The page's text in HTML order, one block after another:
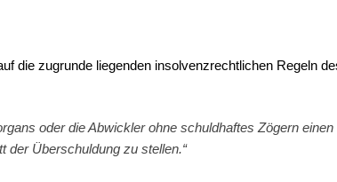
die zugrunde liegenden insolvenzrechtlichen Regeln
oder die Abwickler ohne schuldhaftes Zögern
der Überschuldung zu stellen.“